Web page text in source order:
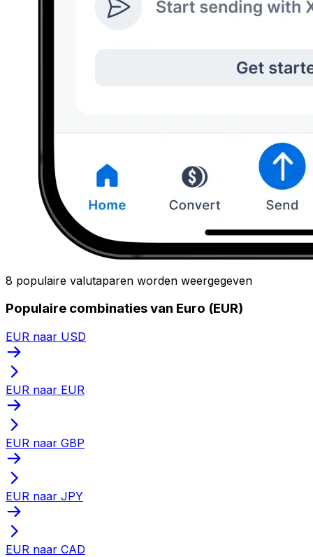
8 populaire valutaparen worden weergegeven
Populaire combinaties van Euro (EUR)
EUR naar USD
EUR naar EUR
EUR naar GBP
EUR naar JPY
EUR naar CAD